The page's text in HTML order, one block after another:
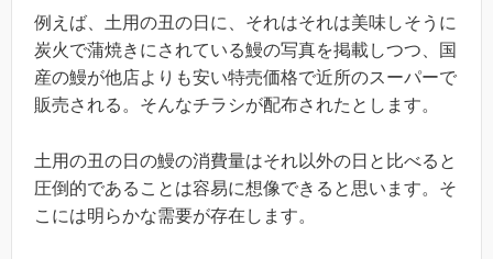
例えば、土用の丑の日に、それはそれは美味しそうに
炭火で蒲焼きにされている鰻の写真を掲載しつつ、国
産の鰻が他店よりも安い特売価格で近所のスーパーで
販売される。そんなチラシが配布されたとします。
土用の丑の日の鰻の消費量はそれ以外の日と比べると
圧倒的であることは容易に想像できると思います。そ
こには明らかな需要が存在します。